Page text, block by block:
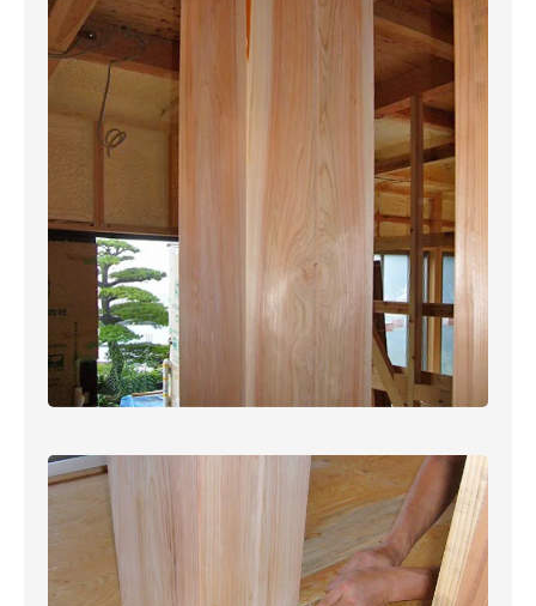
はじめての方はこちら（コンセプト）
イベント・見学会
鎌北建設の家づくり
新築・建て替え
リフォーム
地元での歴史
確かな施工技術
鎌北建設